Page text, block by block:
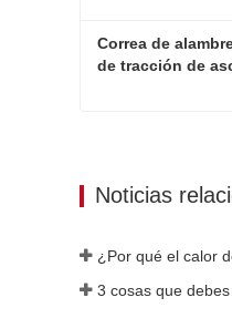
Correa de
de tracción de
Noticias